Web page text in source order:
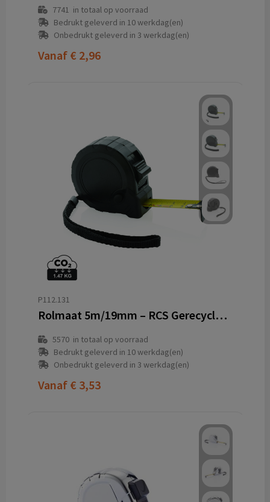
7741 in totaal op voorraad
Bedrukt geleverd in 10 werkdag(en)
Onbedrukt geleverd in 3 werkdag(en)
Vanaf € 2,96
P112.131
Rolmaat 5m/19mm – RCS Gerecycled ABS met TRP Grip en Zijknop
5570in totaal op voorraad
Bedrukt geleverd in 10 werkdag(en)
Onbedrukt geleverd in 3 werkdag(en)
Vanaf € 3,53